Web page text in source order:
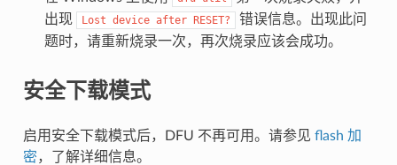
出现
Lost device after RESET?
错误信息。出现此问
题时，请重新烧录一次，再次烧录应该会成功。
安全下载模式
启用安全下载模式后，DFU 不再可用。请参见 flash 加
密，了解详细信息。